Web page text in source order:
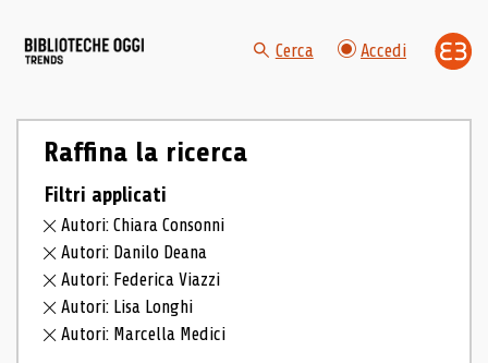
Cerca Accedi
Raffina la ricerca
Filtri applicati
Autori: Chiara Consonni
Autori: Danilo Deana
Autori: Federica Viazzi
Autori: Lisa Longhi
Autori: Marcella Medici